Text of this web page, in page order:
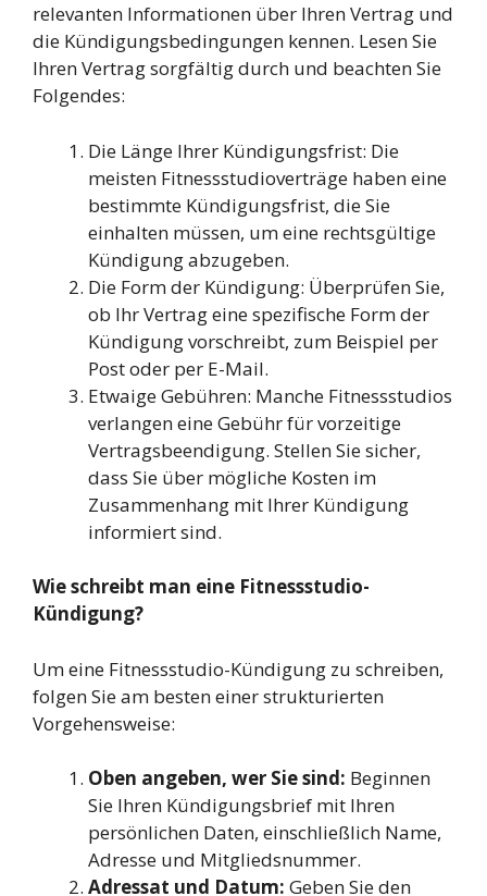
relevanten Informationen über Ihren Vertrag und
die Kündigungsbedingungen kennen. Lesen Sie
Ihren Vertrag sorgfältig durch und beachten Sie
Folgendes:
Die Länge Ihrer Kündigungsfrist: Die
meisten Fitnessstudioverträge haben eine
bestimmte Kündigungsfrist, die Sie
einhalten müssen, um eine rechtsgültige
Kündigung abzugeben.
Die Form der Kündigung: Überprüfen Sie,
ob Ihr Vertrag eine spezifische Form der
Kündigung vorschreibt, zum Beispiel per
Post oder per E-Mail.
Etwaige Gebühren: Manche Fitnessstudios
verlangen eine Gebühr für vorzeitige
Vertragsbeendigung. Stellen Sie sicher,
dass Sie über mögliche Kosten im
Zusammenhang mit Ihrer Kündigung
informiert sind.
Wie schreibt man eine Fitnessstudio-
Kündigung?
Um eine Fitnessstudio-Kündigung zu schreiben,
folgen Sie am besten einer strukturierten
Vorgehensweise:
Oben angeben, wer Sie sind: Beginnen
Sie Ihren Kündigungsbrief mit Ihren
persönlichen Daten, einschließlich Name,
Adresse und Mitgliedsnummer.
Adressat und Datum: Geben Sie den